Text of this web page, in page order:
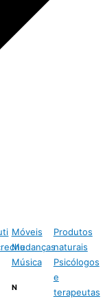
Móveis
Mudanças
Música
N
Produtos
naturais
Psicólogos
e
terapeutas